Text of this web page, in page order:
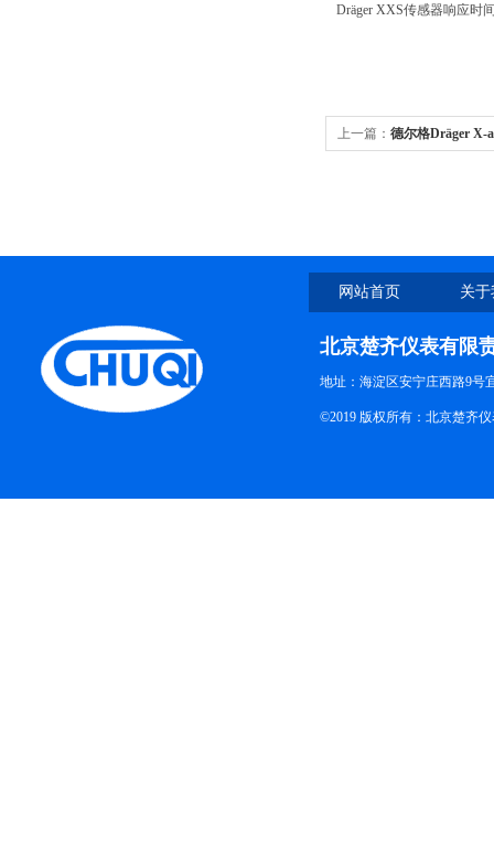
Dräger XXS传感器响应时
上一篇： 德尔格Dräger X-
网站首页 关
北京楚齐仪表有限
地址：海淀区安宁庄西路9号
©2019 版权所有：北京楚齐